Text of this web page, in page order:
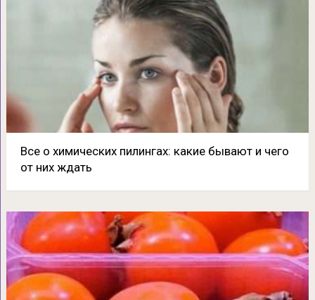
Все о химических пилингах: какие бывают и чего
от них ждать